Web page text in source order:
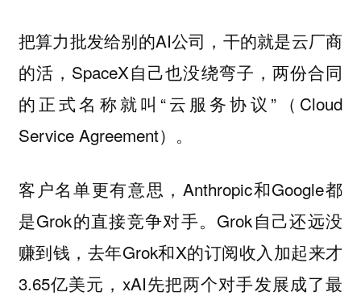
把算力批发给别的AI公司，干的就是云厂商
的活，SpaceX自己也没绕弯子，两份合同
的正式名称就叫“云服务协议”（Cloud
Service Agreement）。
客户名单更有意思，Anthropic和Google都
是Grok的直接竞争对手。Grok自己还远没
赚到钱，去年Grok和X的订阅收入加起来才
3.65亿美元，xAI先把两个对手发展成了最